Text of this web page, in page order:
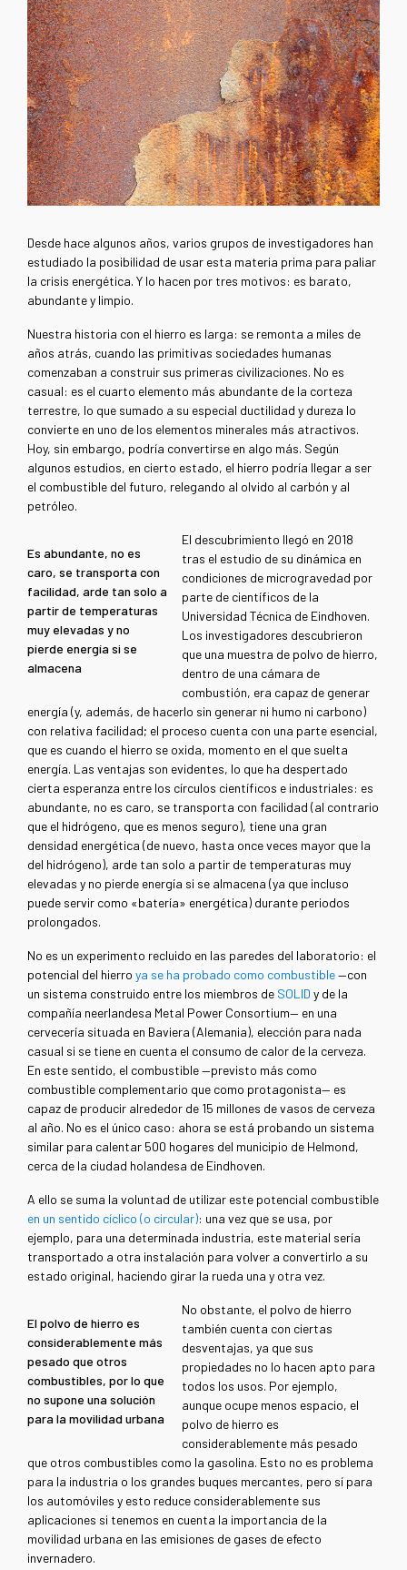
Desde hace algunos años, varios grupos de investigadores han
estudiado la posibilidad de usar esta materia prima para paliar
la crisis energética. Y lo hacen por tres motivos: es barato,
abundante y limpio.
Nuestra historia con el hierro es larga: se remonta a miles de
años atrás, cuando las primitivas sociedades humanas
comenzaban a construir sus primeras civilizaciones. No es
casual: es el cuarto elemento más abundante de la corteza
terrestre, lo que sumado a su especial ductilidad y dureza lo
convierte en uno de los elementos minerales más atractivos.
Hoy, sin embargo, podría convertirse en algo más. Según
algunos estudios, en cierto estado, el hierro podría llegar a ser
el combustible del futuro, relegando al olvido al carbón y al
petróleo.
Es abundante, no es
caro, se transporta con
facilidad, arde tan solo a
partir de temperaturas
muy elevadas y no
pierde energía si se
almacena
El descubrimiento llegó en 2018
tras el estudio de su dinámica en
condiciones de microgravedad por
parte de científicos de la
Universidad Técnica de Eindhoven.
Los investigadores descubrieron
que una muestra de polvo de hierro,
dentro de una cámara de
combustión, era capaz de generar
energía (y, además, de hacerlo sin generar ni humo ni carbono)
con relativa facilidad; el proceso cuenta con una parte esencial,
que es cuando el hierro se oxida, momento en el que suelta
energía. Las ventajas son evidentes, lo que ha despertado
cierta esperanza entre los círculos científicos e industriales: es
abundante, no es caro, se transporta con facilidad (al contrario
que el hidrógeno, que es menos seguro), tiene una gran
densidad energética (de nuevo, hasta once veces mayor que la
del hidrógeno), arde tan solo a partir de temperaturas muy
elevadas y no pierde energía si se almacena (ya que incluso
puede servir como «batería» energética) durante periodos
prolongados.
No es un experimento recluido en las paredes del laboratorio: el
potencial del hierro ya se ha probado como combustible—con
un sistema construido entre los miembros de SOLID y de la
compañía neerlandesa Metal Power Consortium— en una
cervecería situada en Baviera (Alemania), elección para nada
casual si se tiene en cuenta el consumo de calor de la cerveza.
En este sentido, el combustible —previsto más como
combustible complementario que como protagonista— es
capaz de producir alrededor de 15 millones de vasos de cerveza
al año. No es el único caso: ahora se está probando un sistema
similar para calentar 500 hogares del municipio de Helmond,
cerca de la ciudad holandesa de Eindhoven.
A ello se suma la voluntad de utilizar este potencial combustible
en un sentido cíclico (o circular): una vez que se usa, por
ejemplo, para una determinada industria, este material sería
transportado a otra instalación para volver a convertirlo a su
estado original, haciendo girar la rueda una y otra vez.
El polvo de hierro es
considerablemente más
pesado que otros
combustibles, por lo que
no supone una solución
para la movilidad urbana
No obstante, el polvo de hierro
también cuenta con ciertas
desventajas, ya que sus
propiedades no lo hacen apto para
todos los usos. Por ejemplo,
aunque ocupe menos espacio, el
polvo de hierro es
considerablemente más pesado
que otros combustibles como la gasolina. Esto no es problema
para la industria o los grandes buques mercantes, pero sí para
los automóviles y esto reduce considerablemente sus
aplicaciones si tenemos en cuenta la importancia de la
movilidad urbana en las emisiones de gases de efecto
invernadero.